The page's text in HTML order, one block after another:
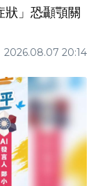
狀」恐顳顎關
2026.08.07 20:14